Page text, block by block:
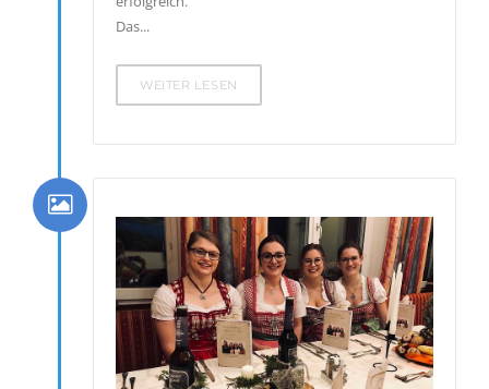
Das...
WEITER LESEN